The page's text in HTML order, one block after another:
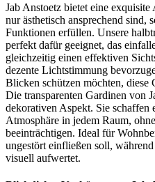
Jab Anstoetz bietet eine
nur ästhetisch ansprechend sind,
Funktionen erfüllen. Unsere
perfekt dafür geeignet, das
gleichzeitig einen effektiven
dezente Lichtstimmung
Blicken schützen möchten, diese
Die transparenten Gardinen von
dekorativen Aspekt. Sie schaffen
Atmosphäre in jedem Raum,
beeinträchtigen. Ideal für
ungestört einfließen soll,
visuell aufwertet.